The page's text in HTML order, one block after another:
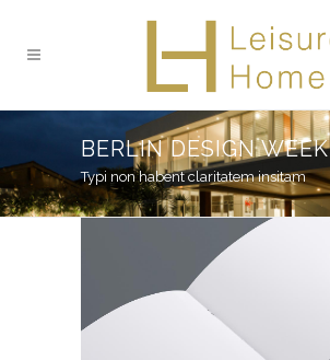
BERLIN DESIGN WEEK
Typi non habent claritatem insitam